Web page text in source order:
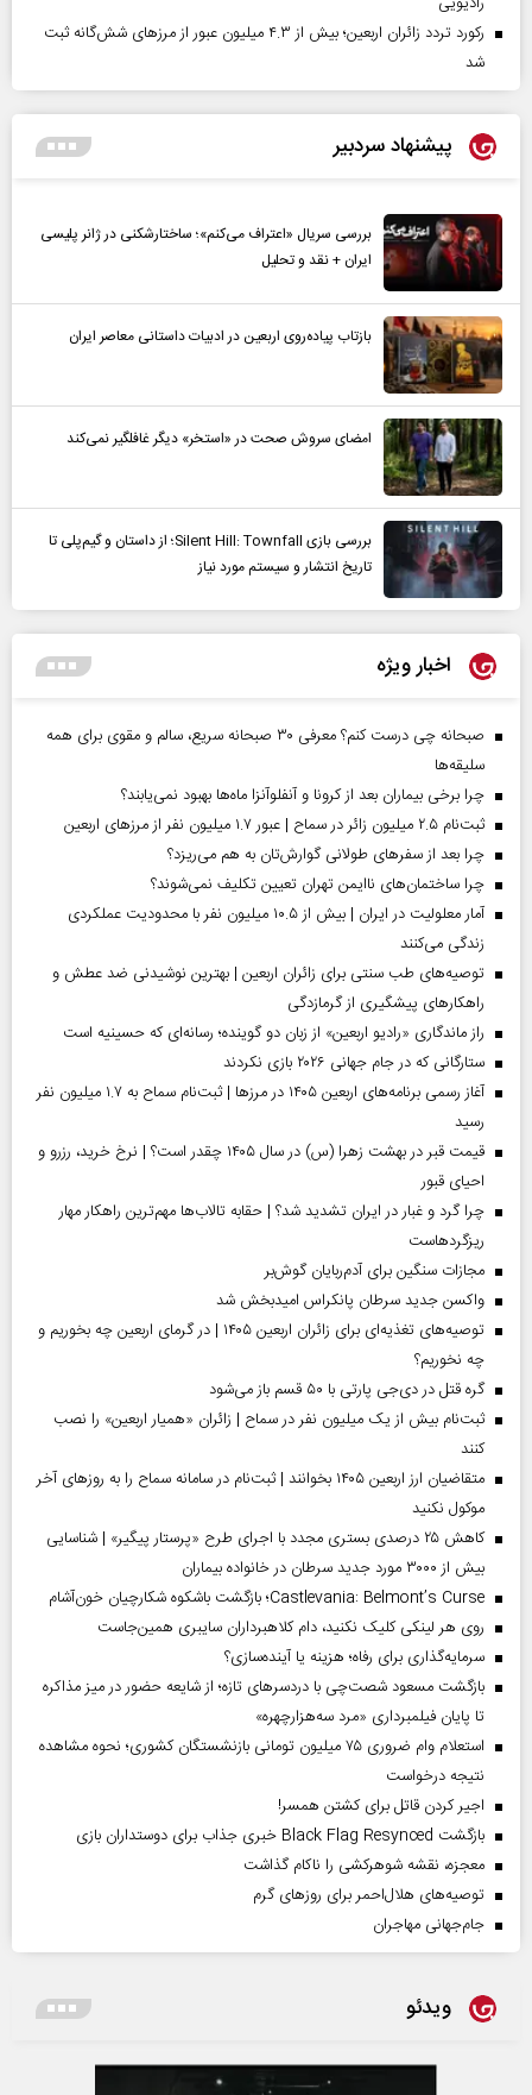
رکورد تردد زائران اربعین؛ بیش از ۴.۳ میلیون عبور از مرزهای شش‌گانه ثبت
شد
پیشنهاد سردبیر
بررسی سریال «اعتراف می‌کنم»؛ ساختارشکنی در ژانر پلیسی
ایران + نقد و تحلیل
بازتاب پیاده‌روی اربعین در ادبیات داستانی معاصر ایران
امضای سروش صحت در «استخر» دیگر غافلگیر نمی‌کند
بررسی بازی Silent Hill: Townfall؛ از داستان و گیم‌پلی تا
تاریخ انتشار و سیستم مورد نیاز
اخبار ویژه
صبحانه چی درست کنم؟ معرفی ۳۰ صبحانه سریع، سالم و مقوی برای همه
سلیقه‌ها
چرا برخی بیماران بعد از کرونا و آنفلوآنزا ماه‌ها بهبود نمی‌یابند؟
ثبت‌نام ۲.۵ میلیون زائر در سماح | عبور ۱.۷ میلیون نفر از مرز‌های اربعین
چرا بعد از سفرهای طولانی گوارش‌تان به هم می‌ریزد؟
چرا ساختمان‌های ناایمن تهران تعیین تکلیف نمی‌شوند؟
آمار معلولیت در ایران | بیش از ۱۰.۵ میلیون نفر با محدودیت عملکردی
زندگی می‌کنند
توصیه‌های طب سنتی برای زائران اربعین | بهترین نوشیدنی ضد عطش و
راهکارهای پیشگیری از گرمازدگی
راز ماندگاری «رادیو اربعین» از زبان دو گوینده؛ رسانه‌ای که حسینیه است
ستارگانی که در جام جهانی ۲۰۲۶ بازی نکردند
آغاز رسمی برنامه‌های اربعین ۱۴۰۵ در مرز‌ها | ثبت‌نام سماح به ۱.۷ میلیون نفر
رسید
قیمت قبر در بهشت زهرا (س) در سال ۱۴۰۵ چقدر است؟ | نرخ خرید، رزرو و
احیای قبور
چرا گرد و غبار در ایران تشدید شد؟ | حقابه تالاب‌ها مهم‌ترین راهکار مهار
ریزگردهاست
مجازات سنگین برای آدم‌ربایان گوش‌بر
واکسن جدید سرطان پانکراس امیدبخش شد
توصیه‌های تغذیه‌ای برای زائران اربعین ۱۴۰۵ | در گرمای اربعین چه بخوریم و
چه نخوریم؟
گره قتل در دی‌جی پارتی با ۵۰ قسم باز می‌شود
ثبت‌نام بیش از یک میلیون نفر در سماح | زائران «همیار اربعین» را نصب
کنند
متقاضیان ارز اربعین ۱۴۰۵ بخوانند | ثبت‌نام در سامانه سماح را به روز‌های آخر
موکول نکنید
کاهش ۲۵ درصدی بستری مجدد با اجرای طرح «پرستار پیگیر» | شناسایی
بیش از ۳۰۰۰ مورد جدید سرطان در خانواده بیماران
Castlevania: Belmont’s Curse؛ بازگشت باشکوه شکارچیان خون‌آشام
روی هر لینکی کلیک نکنید، دام کلاهبرداران سایبری همین‌جاست
سرمایه‌گذاری برای رفاه؛ هزینه یا آینده‌سازی؟
بازگشت مسعود شصت‌چی با دردسر‌های تازه؛ از شایعه حضور در میز مذاکره
تا پایان فیلمبرداری «مرد سه‌هزارچهره»
استعلام وام ضروری ۷۵ میلیون تومانی بازنشستگان کشوری؛ نحوه مشاهده
نتیجه درخواست
اجیر کردن قاتل برای کشتن همسر!
بازگشت Black Flag Resynced خبری جذاب برای دوستداران بازی
معجزه، نقشه شوهرکشی را ناکام گذاشت
توصیه‌های هلال‌احمر برای روز‌های گرم
جام‌جهانی مهاجران
ویدئو